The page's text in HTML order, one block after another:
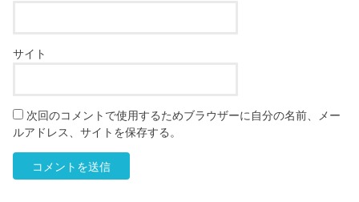
サイト
次回のコメントで使用するためブラウザーに自分の名前、メー
ルアドレス、サイトを保存する。